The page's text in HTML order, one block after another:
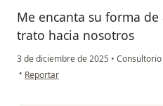
Me encanta su forma
trato hacia nosotros
3 de diciembre de 2025 •
• en opinión del usuario DM
Reportar